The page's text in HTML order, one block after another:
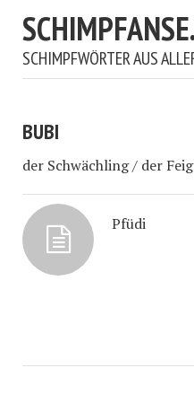
SCHIMPFWÖRTER AUS
BUBI
der Schwächling / der
Pfüdi